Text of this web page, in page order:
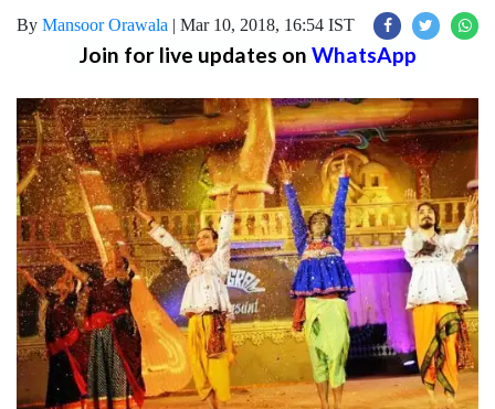
By Mansoor Orawala | Mar 10, 2018, 16:54 IST
Join for live updates on WhatsApp